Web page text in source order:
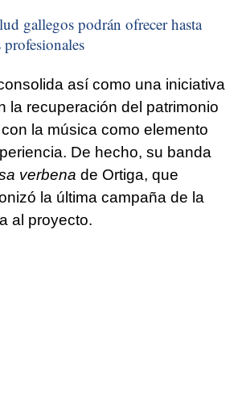
gallegos podrán ofrecer hasta
profesionales
así como una iniciativa
la recuperación del patrimonio
la música como elemento
De hecho, su banda
verbena de Ortiga, que
la última campaña de la
al proyecto.